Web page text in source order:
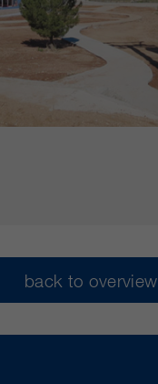
back to overview